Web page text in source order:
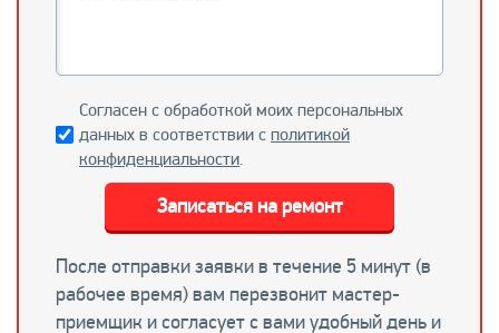
Согласен с обработкой моих персональных
данных в соответствии с политикой
конфиденциальности.
После отправки заявки в течение 5 минут (в
рабочее время) вам перезвонит мастер-
приемщик и согласует с вами удобный день и
Записаться на ремонт